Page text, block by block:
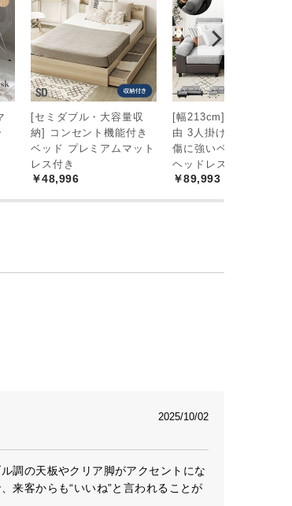
[セミダブル・大容量収
納] コンセント機能付き
ベッド プレミアムマット
レス付き
￥48,996
[幅213cm] レイアウト自
由 3人掛けカウチソファ
傷に強いペット対応生地
ヘッドレスト付き ミドル
￥89,993
2025/10/02
調の天板やクリア脚がアクセントにな
来客からも“いいね”と言われることが